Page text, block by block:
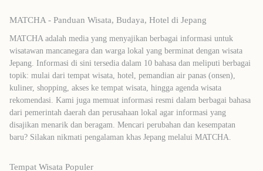
MATCHA - Panduan Wisata, Budaya, Hotel di Jepang
MATCHA adalah media yang menyajikan berbagai informasi untuk
wisatawan mancanegara dan warga lokal yang berminat dengan wisata
Jepang. Informasi di sini tersedia dalam 10 bahasa dan meliputi berbagai
topik: mulai dari tempat wisata, hotel, pemandian air panas (onsen),
kuliner, shopping, akses ke tempat wisata, hingga agenda wisata
rekomendasi. Kami juga memuat informasi resmi dalam berbagai bahasa
dari pemerintah daerah dan perusahaan lokal agar informasi yang
disajikan menarik dan beragam. Mencari perubahan dan kesempatan
baru? Silakan nikmati pengalaman khas Jepang melalui MATCHA.
Tempat Wisata Populer